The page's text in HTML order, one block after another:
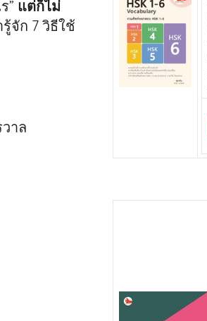
” แต่ก็ไม่
จัก 7 วิธีใช้
าล